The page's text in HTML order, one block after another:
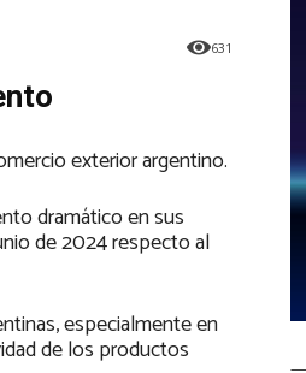
631
exterior argentino.
dramático en sus
de 2024 respecto al
especialmente en
de los productos